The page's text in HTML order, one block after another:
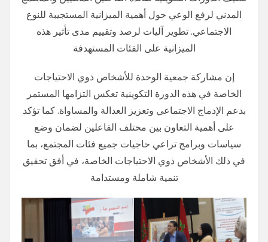
المدني لرفع الوعي حول أهمية الميزانية المستجيبة للنوع
الاجتماعي. تطوير آليات لرصد وتقييم مدى تأثير هذه
الميزانية على الفئات المستهدفة
إن مشاركة جمعية الوحدة للأشخاص ذوي الاحتياجات
الخاصة في هذه الدورة التكوينية تعكس التزامها المستمر
بدعم الإدماج الاجتماعي وتعزيز العدالة والمساواة. كما تؤكد
على أهمية التعاون بين مختلف الفاعلين لضمان وضع
سياسات وبرامج تراعي حاجيات جميع فئات المجتمع، بما
في ذلك الأشخاص ذوي الاحتياجات الخاصة، في أفق تحقيق
تنمية شاملة ومستدامة